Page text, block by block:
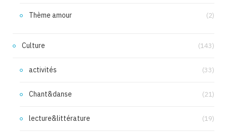
Thème amour (2)
Culture (143)
activités (33)
Chant&danse (21)
lecture&littérature (19)